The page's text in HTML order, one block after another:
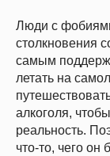
Люди с
столкновения
самым
летать на
алкоголя,
реальность.
что-то, чего он